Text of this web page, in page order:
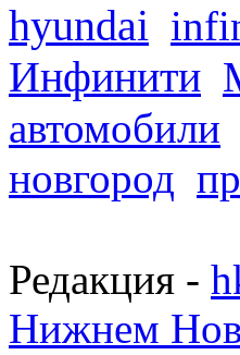
hyundai
Инфинити
автомобили
новгород
Редакция -
Нижнем